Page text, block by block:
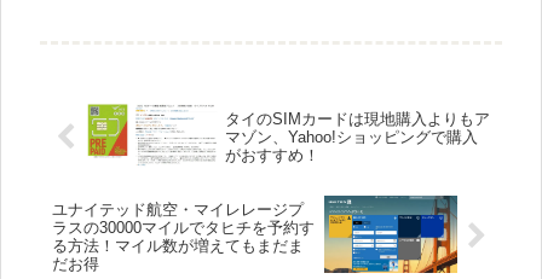
タイのSIMカードは現地購入よりもア
マゾン、Yahoo!ショッピングで購入
がおすすめ！
ユナイテッド航空・マイレレージプ
ラスの30000マイルでタヒチを予約す
る方法！マイル数が増えてもまだま
だお得